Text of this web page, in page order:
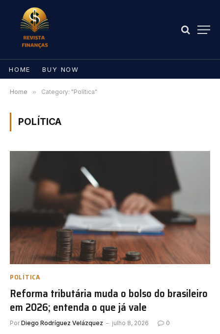
HOME BUY NOW
Home » Category: "Política"
POLÍTICA
POLÍTICA
Reforma tributária muda o bolso do brasileiro
em 2026; entenda o que já vale
Por Diego Rodríguez Velázquez julho 8, 2026 0